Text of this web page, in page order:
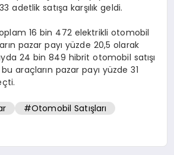
adetlik satışa karşılık geldi.
16 bin 472 elektrikli otomobil
pazar payı yüzde 20,5 olarak
24 bin 849 hibrit otomobil satışı
araçların pazar payı yüzde 31
#Otomobil Satışları